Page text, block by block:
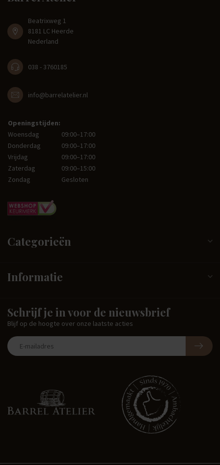
Beatrixweg 1
8181 LC Heerde
Nederland
038 - 3760185
info@barrelatelier.nl
Openingstijden:
Woensdag
09:00–17:00
Donderdag
09:00–17:00
Vrijdag
09:00–17:00
Zaterdag
09:00–15:00
Zondag
Gesloten
Categorieën
Informatie
Schrijf je in voor de nieuwsbrief
Blijf op de hoogte over onze laatste acties